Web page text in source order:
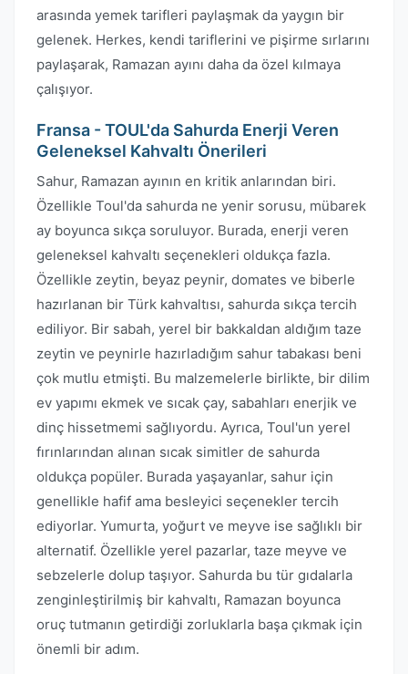
arasında yemek tarifleri paylaşmak da yaygın bir
gelenek. Herkes, kendi tariflerini ve pişirme sırlarını
paylaşarak, Ramazan ayını daha da özel kılmaya
çalışıyor.
Fransa - TOUL'da Sahurda Enerji Veren
Geleneksel Kahvaltı Önerileri
Sahur, Ramazan ayının en kritik anlarından biri.
Özellikle Toul'da sahurda ne yenir sorusu, mübarek
ay boyunca sıkça soruluyor. Burada, enerji veren
geleneksel kahvaltı seçenekleri oldukça fazla.
Özellikle zeytin, beyaz peynir, domates ve biberle
hazırlanan bir Türk kahvaltısı, sahurda sıkça tercih
ediliyor. Bir sabah, yerel bir bakkaldan aldığım taze
zeytin ve peynirle hazırladığım sahur tabakası beni
çok mutlu etmişti. Bu malzemelerle birlikte, bir dilim
ev yapımı ekmek ve sıcak çay, sabahları enerjik ve
dinç hissetmemi sağlıyordu. Ayrıca, Toul'un yerel
fırınlarından alınan sıcak simitler de sahurda
oldukça popüler. Burada yaşayanlar, sahur için
genellikle hafif ama besleyici seçenekler tercih
ediyorlar. Yumurta, yoğurt ve meyve ise sağlıklı bir
alternatif. Özellikle yerel pazarlar, taze meyve ve
sebzelerle dolup taşıyor. Sahurda bu tür gıdalarla
zenginleştirilmiş bir kahvaltı, Ramazan boyunca
oruç tutmanın getirdiği zorluklarla başa çıkmak için
önemli bir adım.